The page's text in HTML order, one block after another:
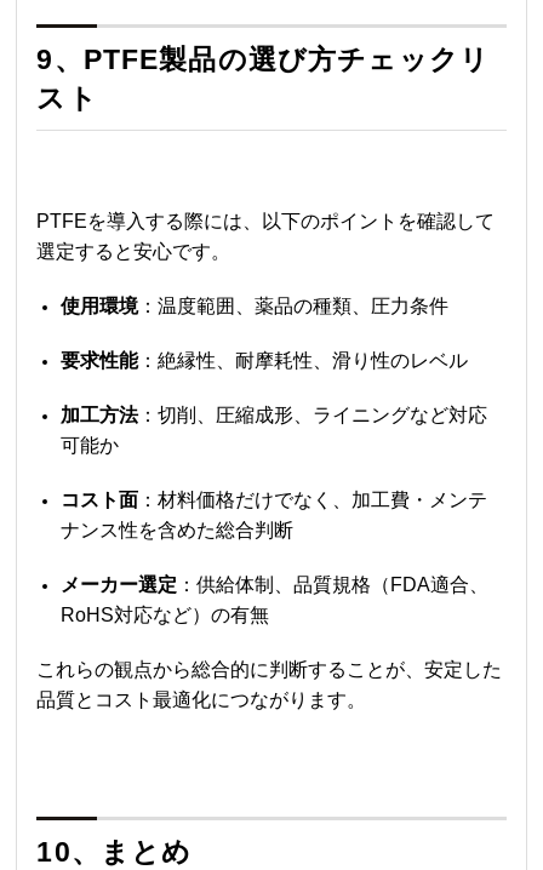
9、PTFE製品の選び方チェックリ
スト
PTFEを導入する際には、以下のポイントを確認して
選定すると安心です。
使用環境：温度範囲、薬品の種類、圧力条件
要求性能：絶縁性、耐摩耗性、滑り性のレベル
加工方法：切削、圧縮成形、ライニングなど対応
可能か
コスト面 ：材料価格だけでなく、加工費・メンテ
ナンス性を含めた総合判断
メーカー選定 ：供給体制、品質規格（FDA適合、
RoHS対応など）の有無
これらの観点から総合的に判断することが、安定した
品質とコスト最適化につながります。
10、まとめ